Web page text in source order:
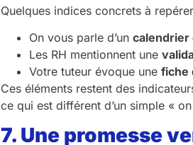
Quelques indices concrets à
On vous parle d’uncalendrier
Les RH mentionnent une
Votre tuteur évoque unefiche
Ces éléments restent des
ce qui est différent d’un simple «
7. Une promesse